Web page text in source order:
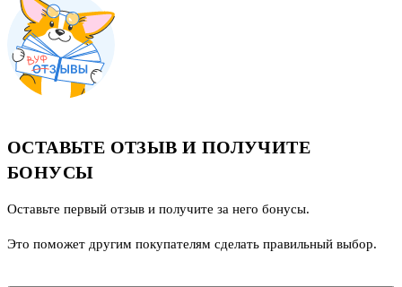
ОСТАВЬТЕ ОТЗЫВ И ПОЛУЧИТЕ
БОНУСЫ
Оставьте первый отзыв и получите за него бонусы.
Это поможет другим покупателям сделать правильный выбор.